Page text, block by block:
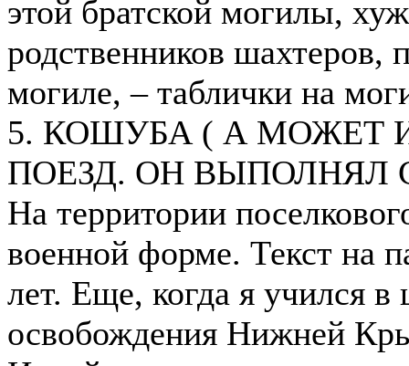
этой братской могилы,
родственников
могиле, – таблички на
5. КОШУБА ( А МОЖЕТ
ПОЕЗД. ОН ВЫПОЛНЯЛ
На территории
военной форме. Текст на
лет. Еще, когда я учился
освобождения Нижней